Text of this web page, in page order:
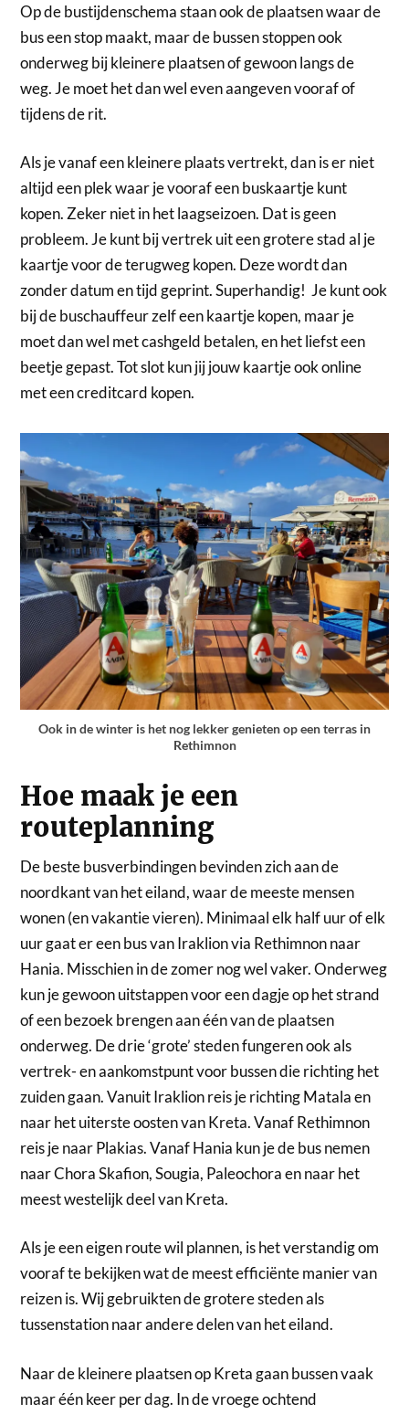
Op de bustijdenschema staan ook de plaatsen waar de
bus een stop maakt, maar de bussen stoppen ook
onderweg bij kleinere plaatsen of gewoon langs de
weg. Je moet het dan wel even aangeven vooraf of
tijdens de rit.
Als je vanaf een kleinere plaats vertrekt, dan is er niet
altijd een plek waar je vooraf een buskaartje kunt
kopen. Zeker niet in het laagseizoen. Dat is geen
probleem. Je kunt bij vertrek uit een grotere stad al je
kaartje voor de terugweg kopen. Deze wordt dan
zonder datum en tijd geprint. Superhandig! Je kunt ook
bij de buschauffeur zelf een kaartje kopen, maar je
moet dan wel met cashgeld betalen, en het liefst een
beetje gepast. Tot slot kun jij jouw kaartje ook online
met een creditcard kopen.
Ook in de winter is het nog lekker genieten op een terras in
Rethimnon
Hoe maak je een
routeplanning
De beste busverbindingen bevinden zich aan de
noordkant van het eiland, waar de meeste mensen
wonen (en vakantie vieren). Minimaal elk half uur of elk
uur gaat er een bus van Iraklion via Rethimnon naar
Hania. Misschien in de zomer nog wel vaker. Onderweg
kun je gewoon uitstappen voor een dagje op het strand
of een bezoek brengen aan één van de plaatsen
onderweg. De drie ‘grote’ steden fungeren ook als
vertrek- en aankomstpunt voor bussen die richting het
zuiden gaan. Vanuit Iraklion reis je richting Matala en
naar het uiterste oosten van Kreta. Vanaf Rethimnon
reis je naar Plakias. Vanaf Hania kun je de bus nemen
naar Chora Skafion, Sougia, Paleochora en naar het
meest westelijk deel van Kreta.
Als je een eigen route wil plannen, is het verstandig om
vooraf te bekijken wat de meest efficiënte manier van
reizen is. Wij gebruikten de grotere steden als
tussenstation naar andere delen van het eiland.
Naar de kleinere plaatsen op Kreta gaan bussen vaak
maar één keer per dag. In de vroege ochtend